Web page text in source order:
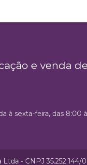
e venda de
à sexta-feira, das 8:00
- CNPJ 35.252.144/